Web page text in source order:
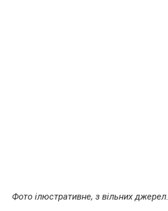
Фото ілюстративне, з вільних джерел.